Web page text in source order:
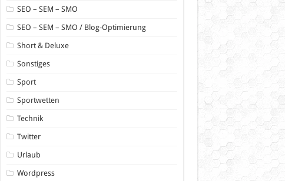
SEO – SEM – SMO
SEO – SEM – SMO / Blog-Optimierung
Short & Deluxe
Sonstiges
Sport
Sportwetten
Technik
Twitter
Urlaub
Wordpress